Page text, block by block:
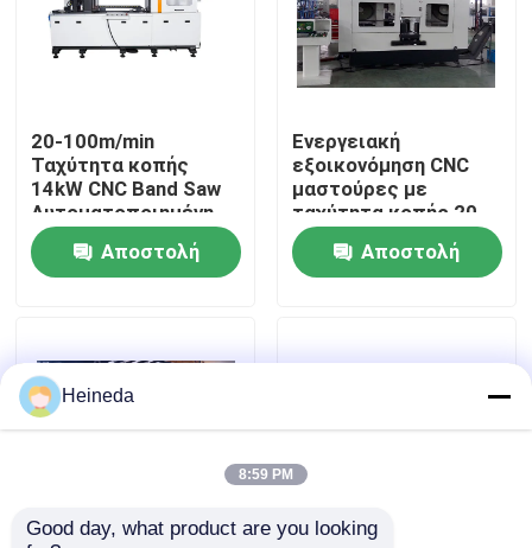
Περίπου εμείς
Ποιοτικός έλεγχος
Μας ελάτε σε επαφή με
Ζητήστε ένα απόσπασμα
CNC πριόνια ζωνών
20-100m/min
Ταχύτητα κοπής
14kW CNC Band Saw
Αυτοματοποιημένη
εκκένωση
πριονιστικής σκόνης
Αποστολή
Ενεργειακή
εξοικονόμηση CNC
μαστούρες με
ταχύτητα κοπής 20-
100m/min
Αποστολή
Heineda
8:59 PM
Good day, what product are you looking